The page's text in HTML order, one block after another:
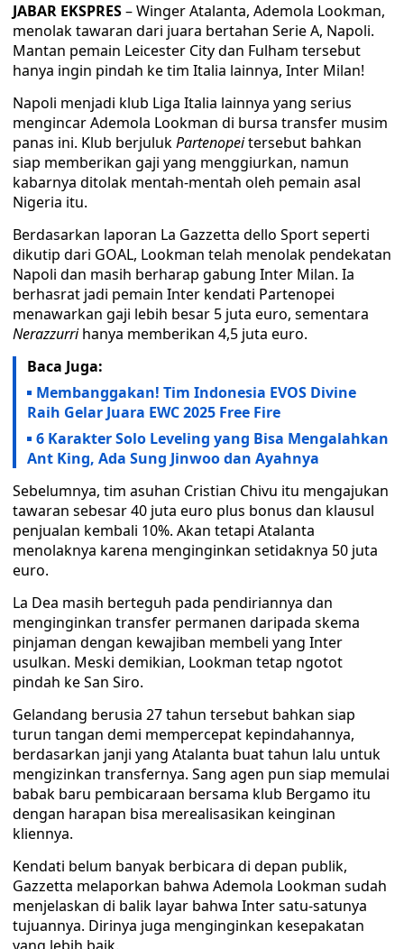
JABAR EKSPRES– Winger Atalanta, Ademola Lookman,
menolak tawaran dari juara bertahan Serie A, Napoli.
Mantan pemain Leicester City dan Fulham tersebut
hanya ingin pindah ke tim Italia lainnya, Inter Milan!
Napoli menjadi klub Liga Italia lainnya yang serius
mengincar Ademola Lookman di bursa transfer musim
panas ini. Klub berjulukPartenopeitersebut bahkan
siap memberikan gaji yang menggiurkan, namun
kabarnya ditolak mentah-mentah oleh pemain asal
Nigeria itu.
Berdasarkan laporan La Gazzetta dello Sport seperti
dikutip dari GOAL, Lookman telah menolak pendekatan
Napoli dan masih berharap gabung Inter Milan. Ia
berhasrat jadi pemain Inter kendati Partenopei
menawarkan gaji lebih besar 5 juta euro, sementara
Nerazzurrihanya memberikan 4,5 juta euro.
Baca Juga:
Membanggakan! Tim Indonesia EVOS Divine
Raih Gelar Juara EWC 2025 Free Fire
6 Karakter Solo Leveling yang Bisa Mengalahkan
Ant King, Ada Sung Jinwoo dan Ayahnya
Sebelumnya, tim asuhan Cristian Chivu itu mengajukan
tawaran sebesar 40 juta euro plus bonus dan klausul
penjualan kembali 10%. Akan tetapi Atalanta
menolaknya karena menginginkan setidaknya 50 juta
euro.
La Dea masih berteguh pada pendiriannya dan
menginginkan transfer permanen daripada skema
pinjaman dengan kewajiban membeli yang Inter
usulkan. Meski demikian, Lookman tetap ngotot
pindah ke San Siro.
Gelandang berusia 27 tahun tersebut bahkan siap
turun tangan demi mempercepat kepindahannya,
berdasarkan janji yang Atalanta buat tahun lalu untuk
mengizinkan transfernya. Sang agen pun siap memulai
babak baru pembicaraan bersama klub Bergamo itu
dengan harapan bisa merealisasikan keinginan
kliennya.
Kendati belum banyak berbicara di depan publik,
Gazzetta melaporkan bahwa Ademola Lookman sudah
menjelaskan di balik layar bahwa Inter satu-satunya
tujuannya. Dirinya juga menginginkan kesepakatan